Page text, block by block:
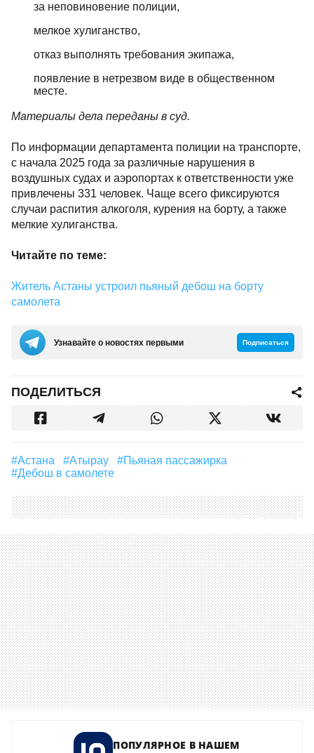
за неповиновение полиции,
мелкое хулиганство,
отказ выполнять требования экипажа,
появление в нетрезвом виде в общественном
месте.
Материалы дела переданы в суд.
По информации департамента полиции на транспорте,
с начала 2025 года за различные нарушения в
воздушных судах и аэропортах к ответственности уже
привлечены 331 человек. Чаще всего фиксируются
случаи распития алкоголя, курения на борту, а также
мелкие хулиганства.
Читайте по теме:
Житель Астаны устроил пьяный дебош на борту
самолета
Узнавайте о новостях первыми Подписаться
ПОДЕЛИТЬСЯ
#Астана #Атырау
#пьяная пассажирка
#дебош в самолете